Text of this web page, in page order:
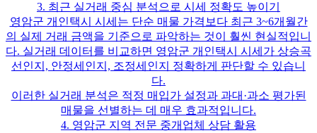
3. 최근 실거래 중심 분석으로 시세 정확도 높이기
영암군 개인택시 시세는 단순 매물 가격보다 최근 3~6개월간
의 실제 거래 금액을 기준으로 파악하는 것이 훨씬 현실적입니
다. 실거래 데이터를 비교하면 영암군 개인택시 시세가 상승곡
선인지, 안정세인지, 조정세인지 정확하게 판단할 수 있습니
다.
이러한 실거래 분석은 적정 매입가 설정과 과대·과소 평가된
매물을 선별하는 데 매우 효과적입니다.
4. 영암군 지역 전문 중개업체 상담 활용